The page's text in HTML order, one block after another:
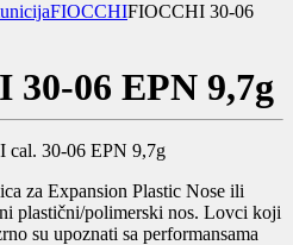
FIOCCHIFIOCCHI 30-06
06 EPN 9,7g
cal. 30-06 EPN 9,7g
za Expansion Plastic Nose ili
plastični/polimerski nos. Lovci koji
su upoznati sa performansama